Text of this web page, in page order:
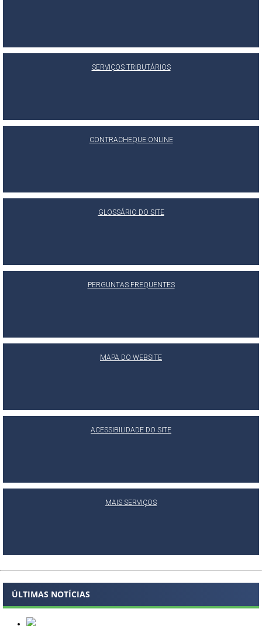
SERVIÇOS TRIBUTÁRIOS
CONTRACHEQUE ONLINE
GLOSSÁRIO DO SITE
PERGUNTAS FREQUENTES
MAPA DO WEBSITE
ACESSIBILIDADE DO SITE
MAIS SERVIÇOS
ÚLTIMAS NOTÍCIAS